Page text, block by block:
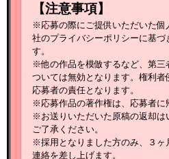
【注意事項】
※応募の際にご提供いただいた個
社のプライバシーポリシーに基づ
す。
※他の作品を模倣するなど、第三
ついては無効となります。権利
応募者の責任となります。
※応募作品の著作権は、応募者に
※お送りいただいた原稿の返却は
ご了承ください。
※採用となりました方のみ、３ヶ
連絡を差し上げます。